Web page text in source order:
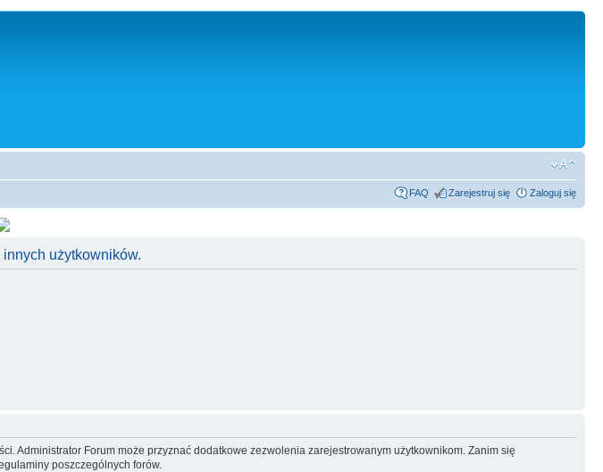
FAQ Zarejestruj się Zaloguj się
użytkowników.
Administrator Forum może przyznać dodatkowe zezwolenia zarejestrowanym użytkownikom. Zanim się
poszczególnych forów.